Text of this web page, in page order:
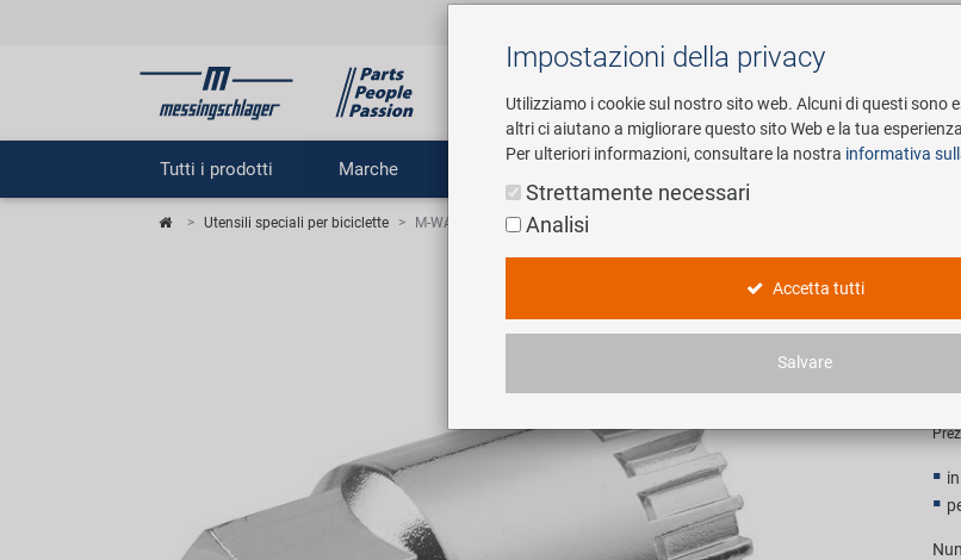
Cerca
Tutti i prodotti Marche E-Mobility
Utensili speciali per biciclette M-WAVE Chiave per movimento centrale
Impostazioni della privacy
Utilizziamo i cookie sul nostro sito web. Alcuni di questi sono
altri ci aiutano a migliorare questo sito Web e la tua
Per ulteriori informazioni, consultare la nostra informativa
Strettamente necessari
Analisi
Accetta tutti
Salvare